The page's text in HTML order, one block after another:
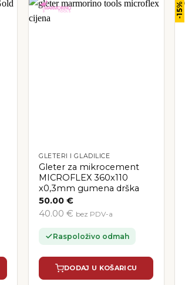
GLETERI I GLADILICE
Gleter za mikrocement
MICROFLEX 360x110
x0,3mm gumena drška
50.00€
40.00 € bez PDV-a
Raspoloživo odmah
DODAJ U KOŠARICU
-15%